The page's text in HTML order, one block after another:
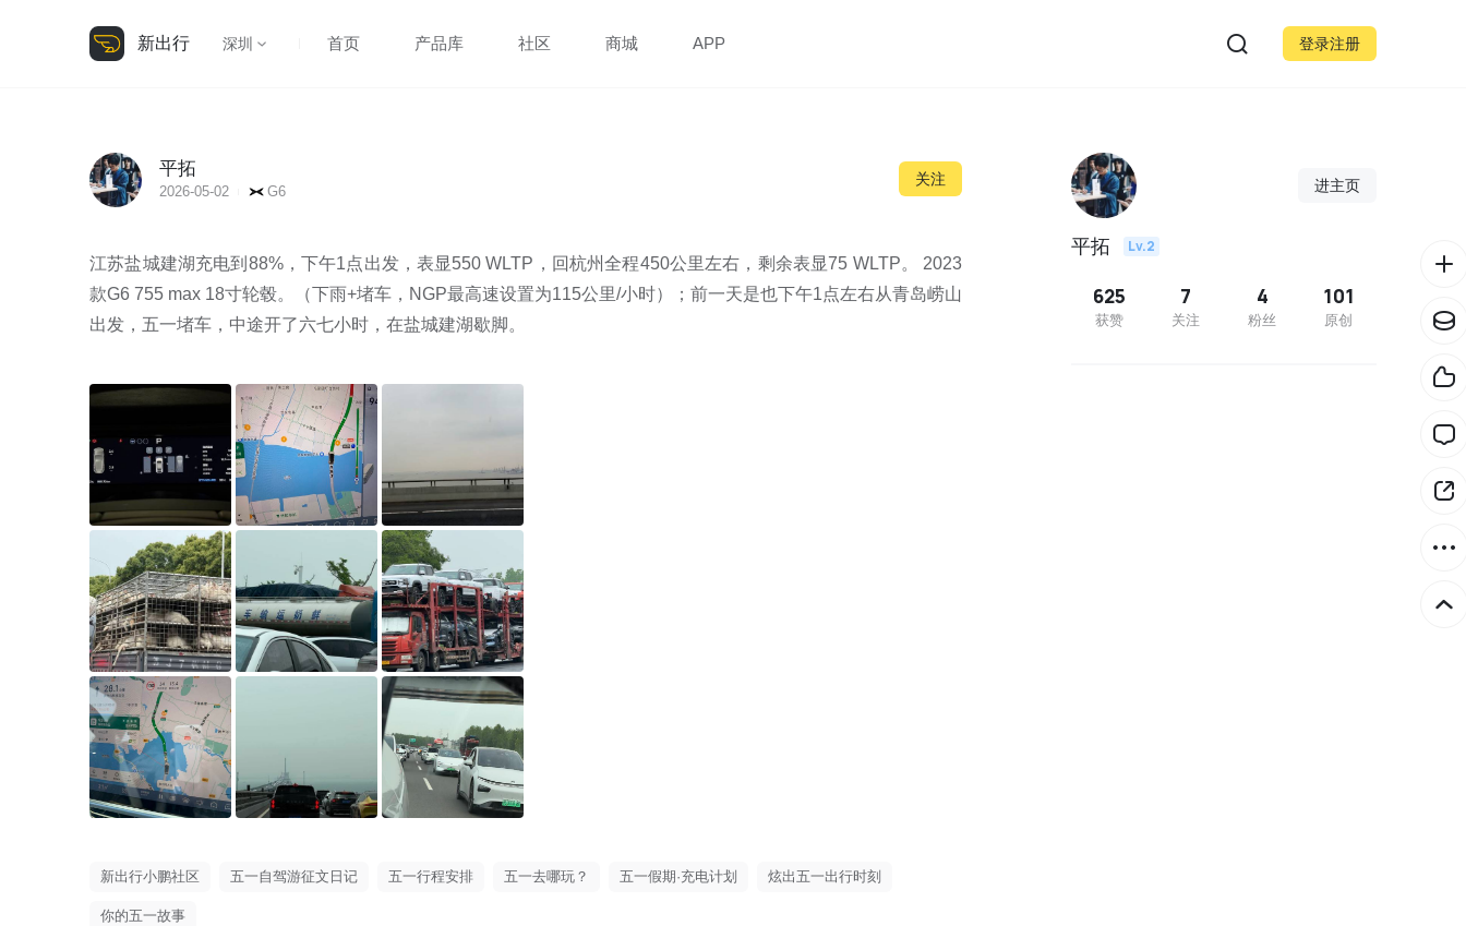
新出行 深圳 首页 产品库 社区 商城 APP 登录注册
平拓
2026-05-02 G6
关注
江苏盐城建湖充电到88%，下午1点出发，表显550 WLTP，回杭州全程450公里左右，剩余表显75 WLTP。 2023
款G6 755 max 18寸轮毂。（下雨+堵车，NGP最高速设置为115公里/小时）；前一天是也下午1点左右从青岛崂山
出发，五一堵车，中途开了六七小时，在盐城建湖歇脚。
新出行小鹏社区 五一自驾游征文日记 五一行程安排 五一去哪玩？ 五一假期·充电计划 炫出五一出行时刻
你的五一故事
进主页
平拓 Lv.2
625
获赞
7
关注
4
粉丝
101
原创